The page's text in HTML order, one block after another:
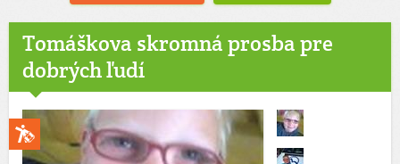
Tomáškova skromná prosba pre
dobrých ľudí